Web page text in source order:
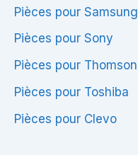
Pièces pour Samsung
Pièces pour Sony
Pièces pour Thomson
Pièces pour Toshiba
Pièces pour Clevo